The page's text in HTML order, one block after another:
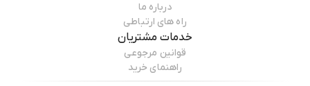
درباره ما
راه های ارتباطی
خدمات مشتریان
قوانین مرجوعی
راهنمای خرید